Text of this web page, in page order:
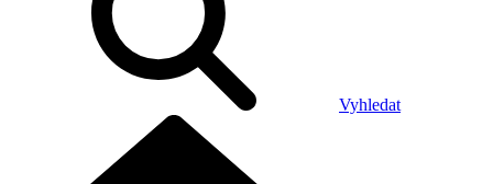
Vyhledat